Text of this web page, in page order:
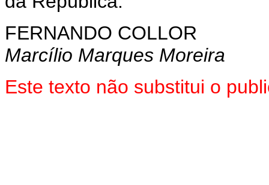
FERNANDO COLLOR
Marcílio Marques Moreira
Este texto não substitui o